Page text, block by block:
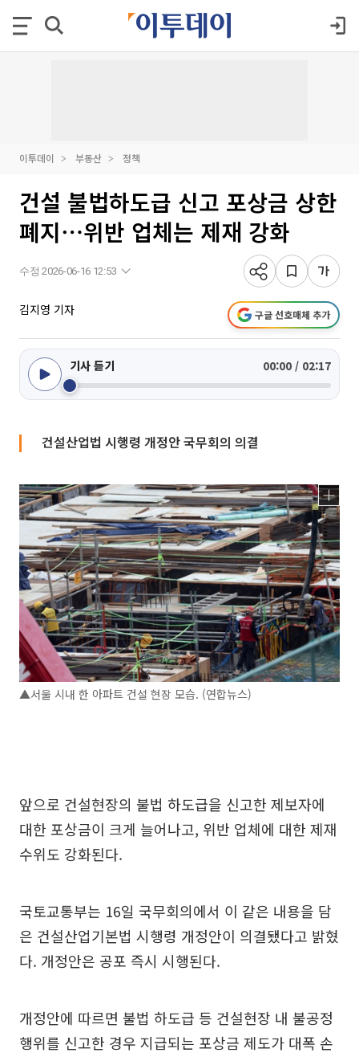
이투데이 부동산 정책
건설 불법하도급 신고 포상금 상한
폐지⋯위반 업체는 제재 강화
수정 2026-06-16 12:53
김지영 기자 구글 선호매체 추가
기사 듣기 00:00 / 02:17
건설산업법 시행령 개정안 국무회의 의결
▲서울 시내 한 아파트 건설 현장 모습. (연합뉴스)
앞으로 건설현장의 불법 하도급을 신고한 제보자에
대한 포상금이 크게 늘어나고, 위반 업체에 대한 제재
수위도 강화된다.
국토교통부는 16일 국무회의에서 이 같은 내용을 담
은 건설산업기본법 시행령 개정안이 의결됐다고 밝혔
다. 개정안은 공포 즉시 시행된다.
개정안에 따르면 불법 하도급 등 건설현장 내 불공정
행위를 신고한 경우 지급되는 포상금 제도가 대폭 손